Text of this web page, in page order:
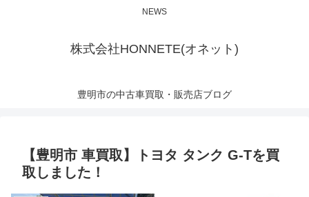
NEWS
株式会社HONNETE(オネット)
豊明市の中古車買取・販売店ブログ
【豊明市 車買取】トヨタ タンク G-Tを買
取しました！